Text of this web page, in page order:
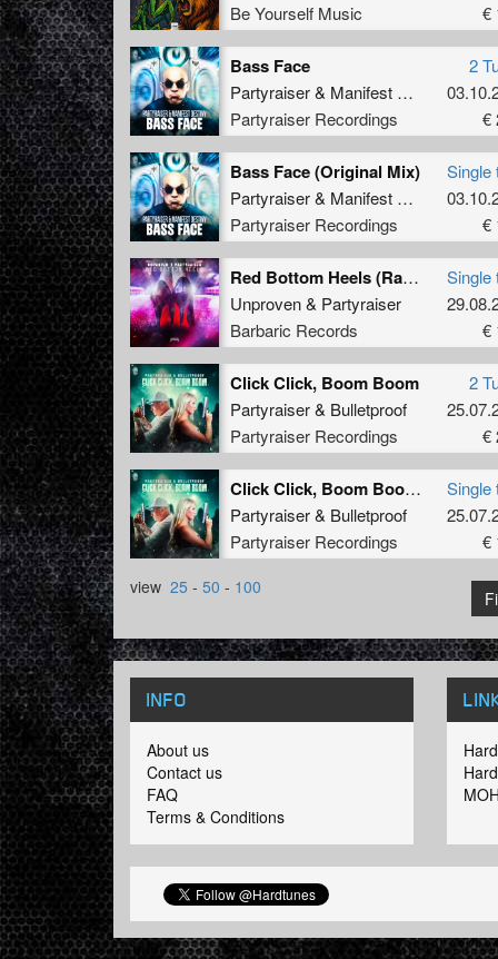
Be Yourself Music
€
Bass Face
Partyraiser& Manifest Destiny
Partyraiser Recordings
2
€
Bass Face (Original Mix)
Partyraiser& Manifest Destiny
Partyraiser Recordings
Single
€
Red Bottom Heels (Radio Edit)
Unproven& Partyraiser
Barbaric Records
Single
€
Click Click, Boom Boom
Partyraiser& Bulletproof
Partyraiser Recordings
2
€
Click Click, Boom Boom (Original Mix)
Partyraiser& Bulletproof
Partyraiser Recordings
Single
€
view 25 - 50 - 100
INFO
About us
Contact us
FAQ
Terms & Conditions